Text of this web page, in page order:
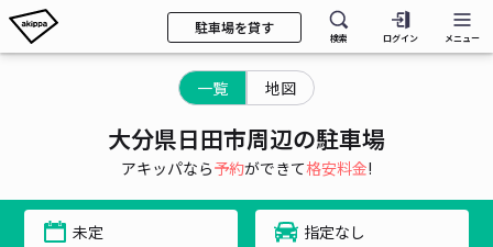
駐車場を貸す
検索 ログイン メニュー
一覧 地図
大分県日田市周辺の駐車場
アキッパなら予約ができて格安料金!
未定 指定なし